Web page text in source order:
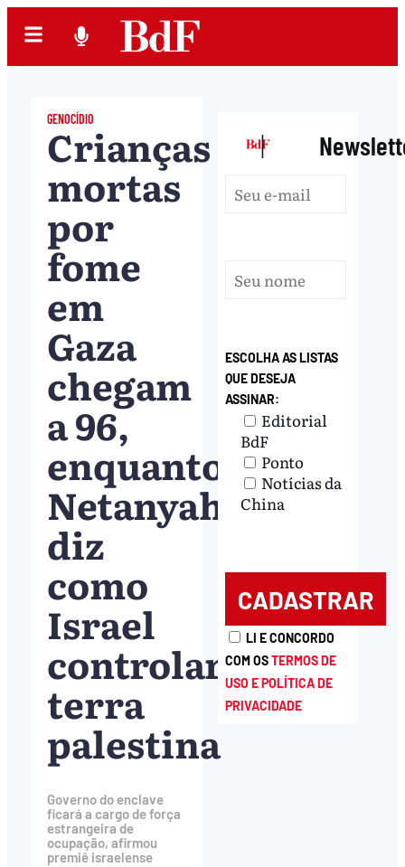
GENOCÍDIO
Crianças
mortas
por
fome
em
Gaza
chegam
a 96,
enquanto
Netanyahu
diz
como
Israel
controlará
terra
palestina
Governo do enclave
ficará a cargo de força
estrangeira de
ocupação, afirmou
premiê israelense
|
ESCOLHA AS LISTAS
QUE DESEJA
ASSINAR:
Editorial
BdF
Ponto
Notícias da
China
LI E CONCORDO
COM OSTERMOS DE
USO E POLÍTICA DE
PRIVACIDADE